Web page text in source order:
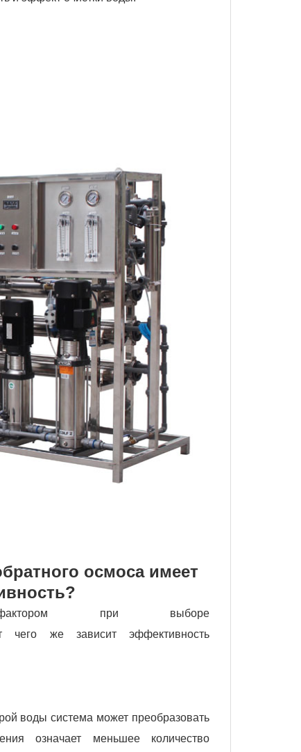
осмоса имеет
при выборе
же зависит эффективность
воды система может преобразовать
означает меньшее количество